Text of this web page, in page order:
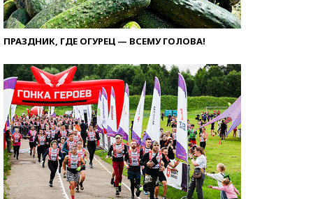
ПРАЗДНИК, ГДЕ ОГУРЕЦ — ВСЕМУ ГОЛОВА!